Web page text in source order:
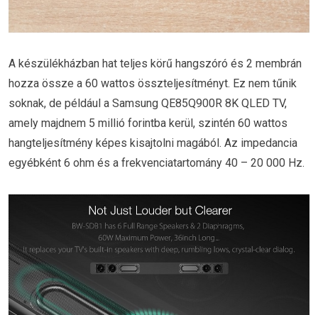
A készülékházban hat teljes körű hangszóró és 2 membrán
hozza össze a 60 wattos összteljesítményt. Ez nem tűnik
soknak, de például a Samsung QE85Q900R 8K QLED TV,
amely majdnem 5 millió forintba kerül, szintén 60 wattos
hangteljesítmény képes kisajtolni magából. Az impedancia
egyébként 6 ohm és a frekvenciatartomány 40 – 20 000 Hz.